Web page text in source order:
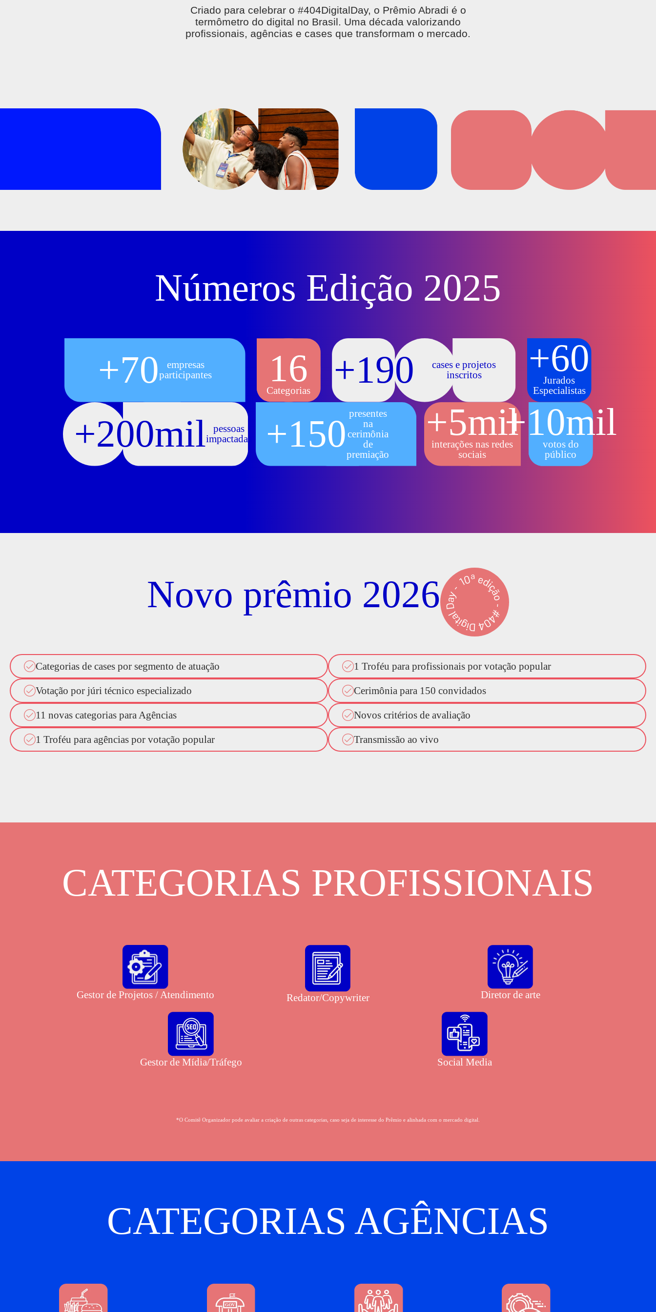
Criado para celebrar o #404DigitalDay, o Prêmio Abradi é o
termômetro do digital no Brasil. Uma década valorizando
profissionais, agências e cases que transformam o mercado.
Números Edição 2025
+70
empresas
participantes
16
Categorias +190
cases e projetos
inscritos
+60
Jurados
Especialistas
+200mil
pessoas
impactadas
+150 presentes
na
cerimônia
de
premiação
+5mil
interações nas redes
sociais
+10mil
votos do
público
Novo prêmio 2026
Categorias de cases por segmento de atuação 1 Troféu para profissionais por votação popular
Votação por júri técnico especializado Cerimônia para 150 convidados
11 novas categorias para Agências Novos critérios de avaliação
1 Troféu para agências por votação popular Transmissão ao vivo
CATEGORIAS PROFISSIONAIS
Gestor de Projetos / Atendimento Redator/Copywriter Diretor de arte
Gestor de Mídia/Tráfego Social Media
*O Comitê Organizador pode avaliar a criação de outras categorias, caso seja de interesse do Prêmio e alinhada com o mercado digital.
CATEGORIAS AGÊNCIAS